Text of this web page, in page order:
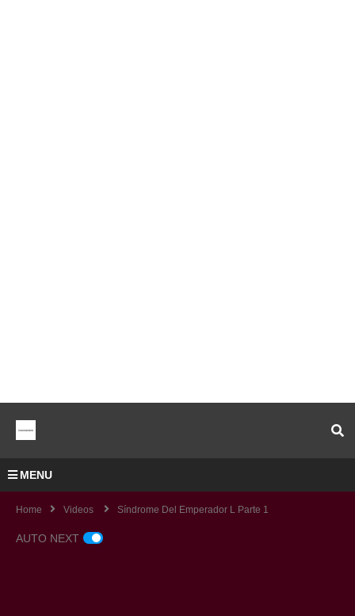
MENU
Home Videos Síndrome Del Emperador L Parte 1
AUTO NEXT